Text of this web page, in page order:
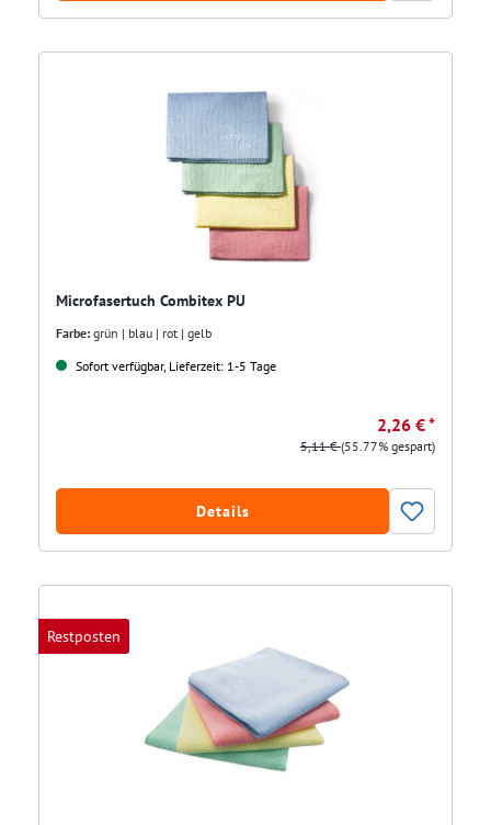
Microfasertuch Combitex PU
Farbe: grün | blau | rot | gelb
Sofort verfügbar, Lieferzeit: 1-5 Tage
2,26 € *
5,11 €(55.77% gespart)
Details
Restposten